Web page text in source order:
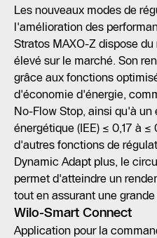
Les nouveaux modes de
l'amélioration des
Stratos MAXO-Z dispose
élevé sur le marché. Son
grâce aux fonctions
d'économie d'énergie,
No-Flow Stop, ainsi qu'à
énergétique (IEE) ≤ 0,17 à
d'autres fonctions de
Dynamic Adapt plus, le
permet d'atteindre un
tout en assurant une
Wilo-Smart Connect
Application pour la